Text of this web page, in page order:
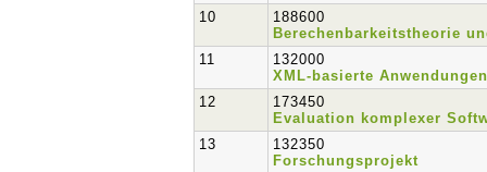
10
188600
Berechenbarkeitstheorie
11
132000
XML-basierte
12
173450
Evaluation komplexer
13
132350
Forschungsprojekt